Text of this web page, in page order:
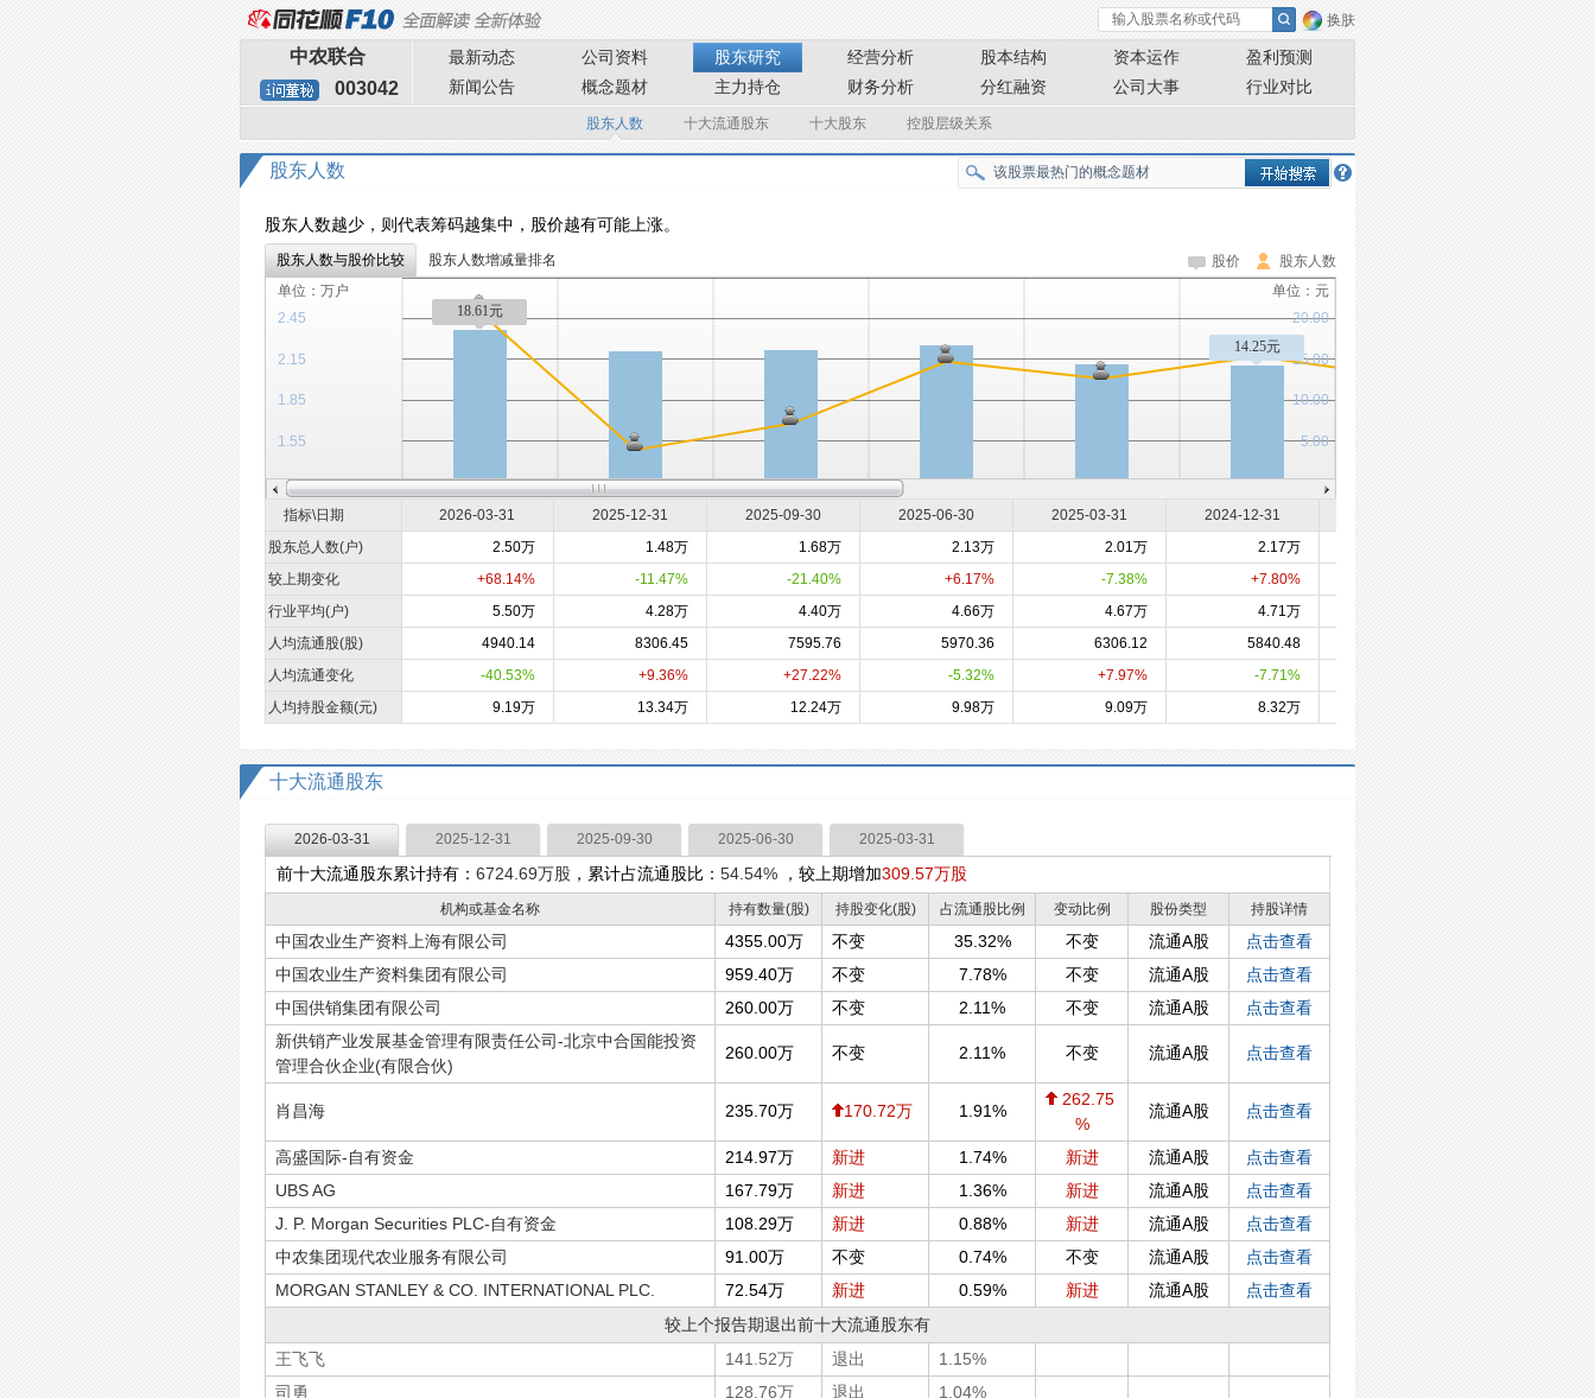
换肤
中农联合
003042
最新动态 公司资料 股东研究 经营分析 股本结构 资本运作
盈利预测
新闻公告
概念题材 主力持仓 财务分析 分红融资 公司大事 行业对比
股东人数 十大流通股东 十大股东 控股层级关系
股东人数
股东人数越少，则代表筹码越集中，股价越有可能上涨。
股东人数与股价比较 股东人数增减量排名 股价
股东人数
单位：元
单位：万户
5.00
10.00
15.00
20.00
1.55
1.85
2.15
2.45 18.61元
14.25元
指标\日期
股东总人数(户)
较上期变化
行业平均(户)
人均流通股(股)
人均流通变化
人均持股金额(元)
2026-03-31 2025-12-31 2025-09-30 2025-06-30 2025-03-31 2024-12-31
2.50万
1.48万 1.68万 2.13万 2.01万 2.17万
+68.14%
-11.47% -21.40% +6.17% -7.38% +7.80%
5.50万
4.28万 4.40万 4.66万 4.67万 4.71万
4940.14
8306.45 7595.76 5970.36 6306.12 5840.48
-40.53%
+9.36% +27.22% -5.32% +7.97% -7.71%
9.19万
13.34万 12.24万 9.98万 9.09万 8.32万
十大流通股东
2026-03-31 2025-12-31 2025-09-30 2025-06-30 2025-03-31
前十大流通股东累计持有： 6724.69万股 ，累计占流通股比： 54.54% ，较上期增加309.57万股
机构或基金名称 持有数量(股) 持股变化(股) 占流通股比例 变动比例 股份类型 持股详情
中国农业生产资料上海有限公司 4355.00万 不变 35.32% 不变 流通A股
点击查看
中国农业生产资料集团有限公司
959.40万 不变 7.78% 不变 流通A股
点击查看
中国供销集团有限公司
260.00万 不变 2.11% 不变 流通A股
点击查看
新供销产业发展基金管理有限责任公司-北京中合国能投资
管理合伙企业(有限合伙)
260.00万 不变 2.11% 不变 流通A股 点击查看
肖昌海 235.70万 170.72万 1.91%
262.75
%
流通A股 点击查看
高盛国际-自有资金 214.97万 新进 1.74% 新进 流通A股
点击查看
UBS AG
167.79万 新进 1.36% 新进 流通A股
点击查看
J. P. Morgan Securities PLC-自有资金
108.29万 新进 0.88% 新进 流通A股
点击查看
中农集团现代农业服务有限公司
91.00万 不变 0.74% 不变 流通A股
点击查看
MORGAN STANLEY & CO. INTERNATIONAL PLC.
72.54万 新进 0.59% 新进 流通A股
点击查看
较上个报告期退出前十大流通股东有
王飞飞
141.52万 退出
1.15%
司勇
128.76万 退出
1.04%